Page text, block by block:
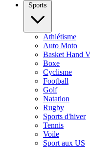
Sports
Athlétisme
Auto Moto
Basket Hand
Boxe
Cyclisme
Football
Golf
Natation
Rugby
Sports d'hiver
Tennis
Voile
Sport aux US